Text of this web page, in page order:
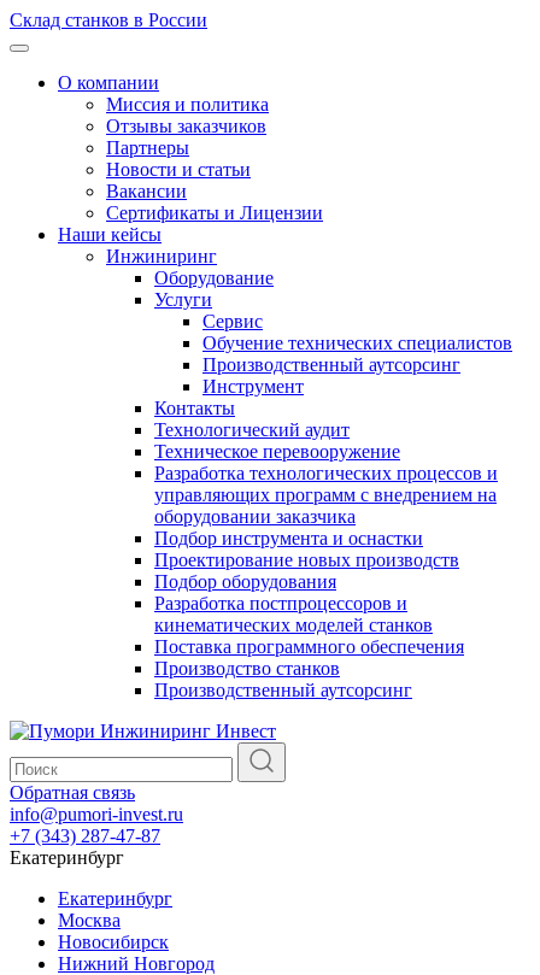
Склад станков в России
О компании
Миссия и политика
Отзывы заказчиков
Партнеры
Новости и статьи
Вакансии
Сертификаты и Лицензии
Наши кейсы
Инжиниринг
Оборудование
Услуги
Сервис
Обучение технических специалистов
Производственный аутсорсинг
Инструмент
Контакты
Технологический аудит
Техническое перевооружение
Разработка технологических процессов и
управляющих программ с внедрением на
оборудовании заказчика
Подбор инструмента и оснастки
Проектирование новых производств
Подбор оборудования
Разработка постпроцессоров и
кинематических моделей станков
Поставка программного обеспечения
Производство станков
Производственный аутсорсинг
Обратная связь
info@pumori-invest.ru
+7 (343) 287-47-87
Екатеринбург
Екатеринбург
Москва
Новосибирск
Нижний Новгород